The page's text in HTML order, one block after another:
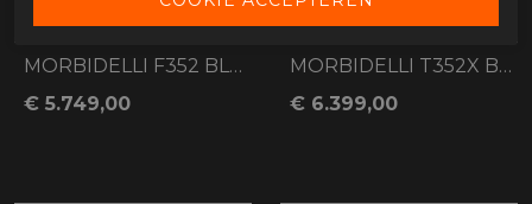
MORBIDELLI F352 BLUE
€ 5.749,00
MORBIDELLI T352X BLACK
€ 6.399,00